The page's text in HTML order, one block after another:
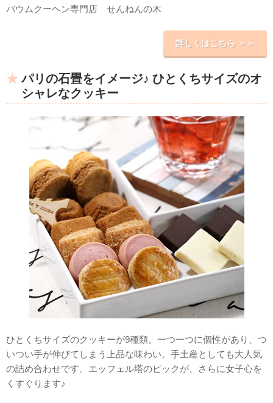
バウムクーヘン専門店 せんねんの木
詳しくはこちら ＞＞
パリの石畳をイメージ♪ ひとくちサイズのオ
シャレなクッキー
ひとくちサイズのクッキーが9種類。一つ一つに個性があり、つ
いつい手が伸びてしまう上品な味わい。手土産としても大人気
の詰め合わせです。エッフェル塔のピックが、さらに女子心を
くすぐります♪